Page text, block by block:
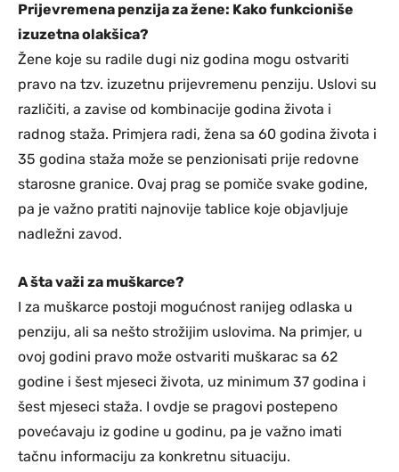
Prijevremena penzija za žene: Kako funkcioniše
izuzetna olakšica?
Žene koje su radile dugi niz godina mogu ostvariti
pravo na tzv. izuzetnu prijevremenu penziju. Uslovi su
različiti, a zavise od kombinacije godina života i
radnog staža. Primjera radi, žena sa 60 godina života i
35 godina staža može se penzionisati prije redovne
starosne granice. Ovaj prag se pomiče svake godine,
pa je važno pratiti najnovije tablice koje objavljuje
nadležni zavod.
A šta važi za muškarce?
I za muškarce postoji mogućnost ranijeg odlaska u
penziju, ali sa nešto strožijim uslovima. Na primjer, u
ovoj godini pravo može ostvariti muškarac sa 62
godine i šest mjeseci života, uz minimum 37 godina i
šest mjeseci staža. I ovdje se pragovi postepeno
povećavaju iz godine u godinu, pa je važno imati
tačnu informaciju za konkretnu situaciju.